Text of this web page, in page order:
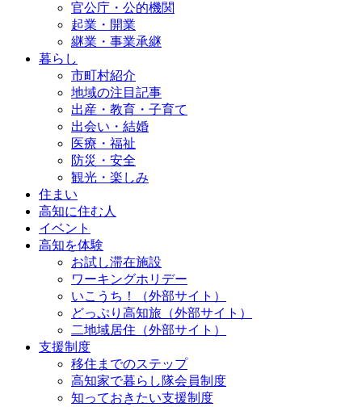
官公庁・公的機関
起業・開業
継業・事業承継
暮らし
市町村紹介
地域の注目記事
出産・教育・子育て
出会い・結婚
医療・福祉
防災・安全
観光・楽しみ
住まい
高知に住む人
イベント
高知を体験
お試し滞在施設
ワーキングホリデー
いこうち！（外部サイト）
どっぷり高知旅（外部サイト）
二地域居住（外部サイト）
支援制度
移住までのステップ
高知家で暮らし隊会員制度
知っておきたい支援制度